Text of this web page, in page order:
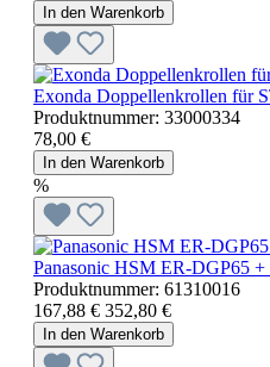
In den Warenkorb
Exonda Doppellenkrollen für
Produktnummer: 33000334
78,00 €
In den Warenkorb
%
Panasonic HSM ER-DGP65 +
Produktnummer: 61310016
167,88 € 352,80 €
In den Warenkorb